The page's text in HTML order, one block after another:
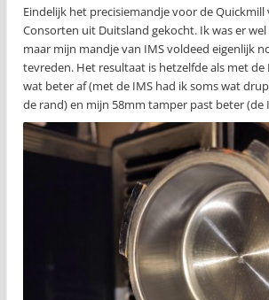
Eindelijk het precisiemandje voor de Quickmill
Consorten uit Duitsland gekocht. Ik was er
maar mijn mandje van IMS voldeed eigenlijk
tevreden. Het resultaat is hetzelfde als met de
wat beter af (met de IMS had ik soms wat
de rand) en mijn 58mm tamper past beter (de